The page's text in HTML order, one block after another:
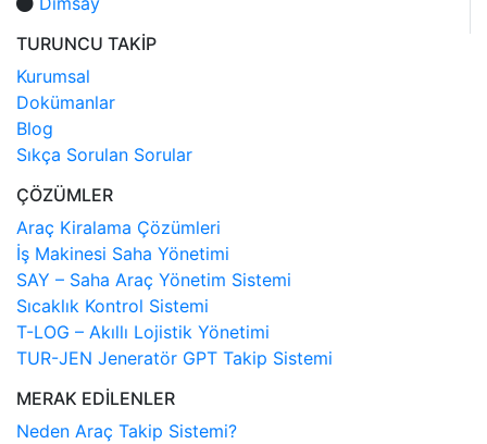
TURUNCU TAKİP
Kurumsal
Dokümanlar
Blog
Sıkça Sorulan Sorular
ÇÖZÜMLER
Araç Kiralama Çözümleri
İş Makinesi Saha Yönetimi
SAY – Saha Araç Yönetim Sistemi
Sıcaklık Kontrol Sistemi
T-LOG – Akıllı Lojistik Yönetimi
TUR-JEN Jeneratör GPT Takip Sistemi
MERAK EDİLENLER
Neden Araç Takip Sistemi?